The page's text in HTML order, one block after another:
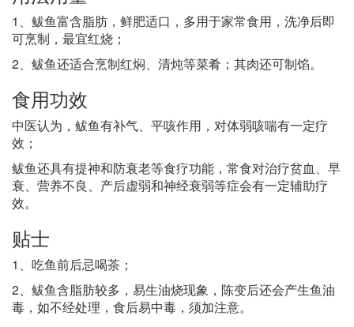
1、鲅鱼富含脂肪，鲜肥适口，多用于家常食用，洗净后即
可烹制，最宜红烧；
2、鲅鱼还适合烹制红焖、清炖等菜肴；其肉还可制馅。
食用功效
中医认为，鲅鱼有补气、平咳作用，对体弱咳喘有一定疗
效；
鲅鱼还具有提神和防衰老等食疗功能，常食对治疗贫血、早
衰、营养不良、产后虚弱和神经衰弱等症会有一定辅助疗
效。
贴士
1、吃鱼前后忌喝茶；
2、鲅鱼含脂肪较多，易生油烧现象，陈变后还会产生鱼油
毒，如不经处理，食后易中毒，须加注意。